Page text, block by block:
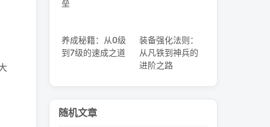
垒
养成秘籍：从0级
到7级的速成之道
装备强化法则：
从凡铁到神兵的
进阶之路
随机文章